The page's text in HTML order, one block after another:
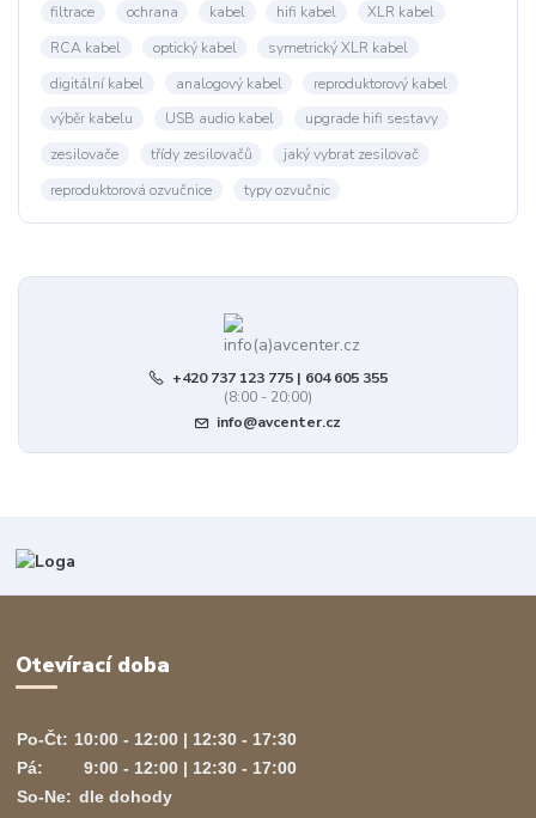
filtrace
ochrana kabel hifi kabel
XLR kabel
RCA kabel
optický kabel
symetrický XLR kabel
digitální kabel
analogový kabel
reproduktorový kabel
výběr kabelu
USB audio kabel
upgrade hifi sestavy
zesilovače
třídy zesilovačů
jaký vybrat zesilovač
reproduktorová ozvučnice
typy ozvučnic
+420 737 123 775 | 604 605 355
(8:00 - 20:00)
info@avcenter.cz
Otevírací doba
Po-Čt: 10:00 - 12:00 | 12:30 - 17:30
Pá:
9:00 - 12:00 | 12:30 - 17:00
So-Ne: dle dohody